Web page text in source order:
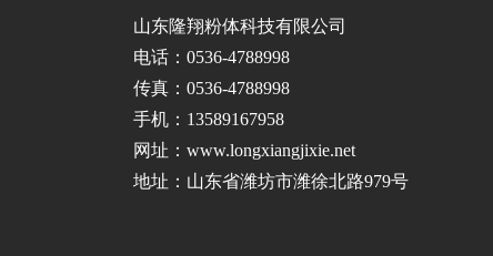
山东隆翔粉体科技有限公司
电话：0536-4788998
传真：0536-4788998
手机：13589167958
网址：www.longxiangjixie.net
地址：山东省潍坊市潍徐北路979号